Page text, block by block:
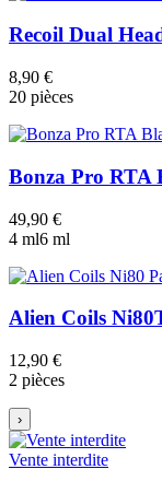
Recoil Dual
8,90 €
20 pièces
Bonza Pro
49,90 €
4 ml6 ml
Alien Coils Ni80
12,90 €
2 pièces
›
Vente interdite